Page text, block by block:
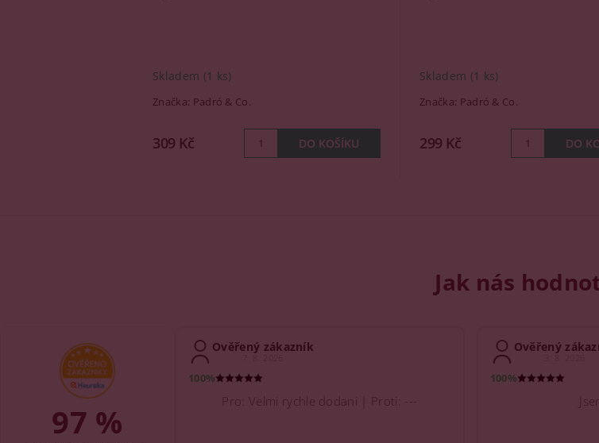
Skladem (1 ks)
Značka: Padró & Co.
309 Kč
Skladem (1 ks)
Značka: Padró & Co.
299 Kč
Jak nás
97 %
Ověřený zákazník
100%
Pro: Velmi rychle dodani | Proti: ---
Ověřený
100%